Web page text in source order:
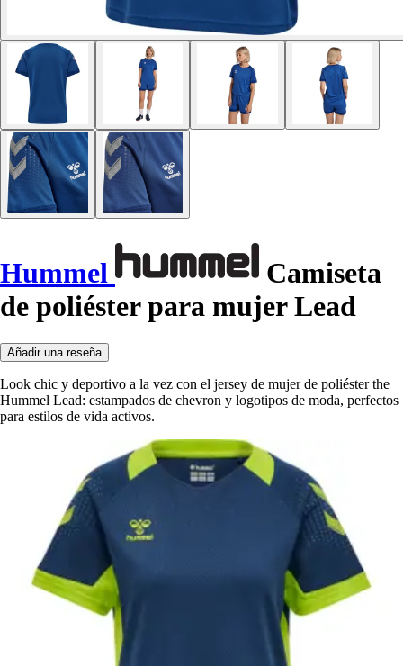
Hummel
Camiseta
de poliéster para mujer Lead
Añadir una reseña
Look chic y deportivo a la vez con el jersey de mujer de poliéster the
Hummel Lead: estampados de chevron y logotipos de moda, perfectos
para estilos de vida activos.